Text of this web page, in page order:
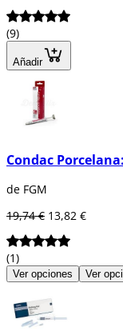
(9)
Añadir
Condac
de FGM
19,74 € 13,82 €
(1)
Ver opciones Ver